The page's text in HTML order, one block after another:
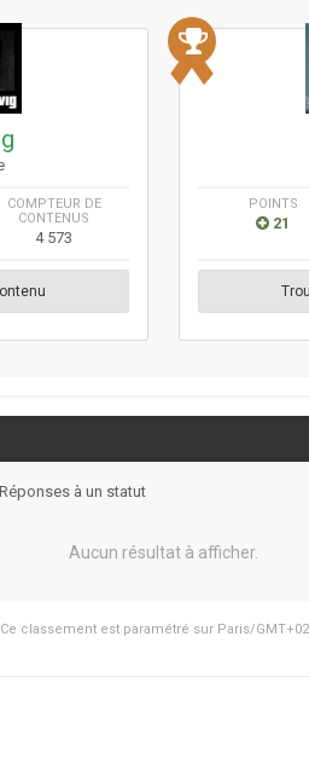
COMPTEUR DE
CONTENUS
4 573
POINTS
21
à un statut
Aucun résultat à afficher.
Ce classement est paramétré sur Paris/